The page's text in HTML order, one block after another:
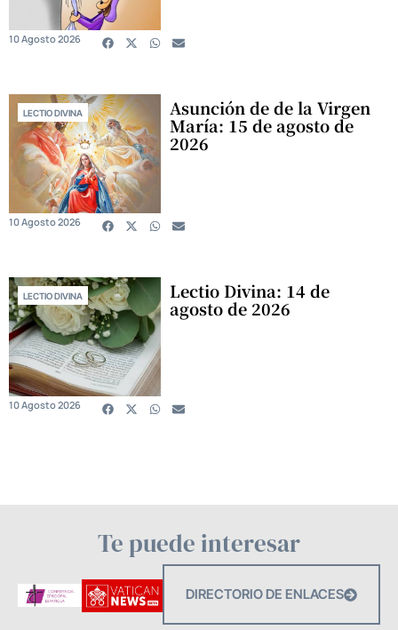
10 Agosto 2026
LECTIO DIVINA Asunción de de la Virgen
María: 15 de agosto de
2026
10 Agosto 2026
LECTIO DIVINA Lectio Divina: 14 de
agosto de 2026
10 Agosto 2026
Te puede interesar
DIRECTORIO DE ENLACES